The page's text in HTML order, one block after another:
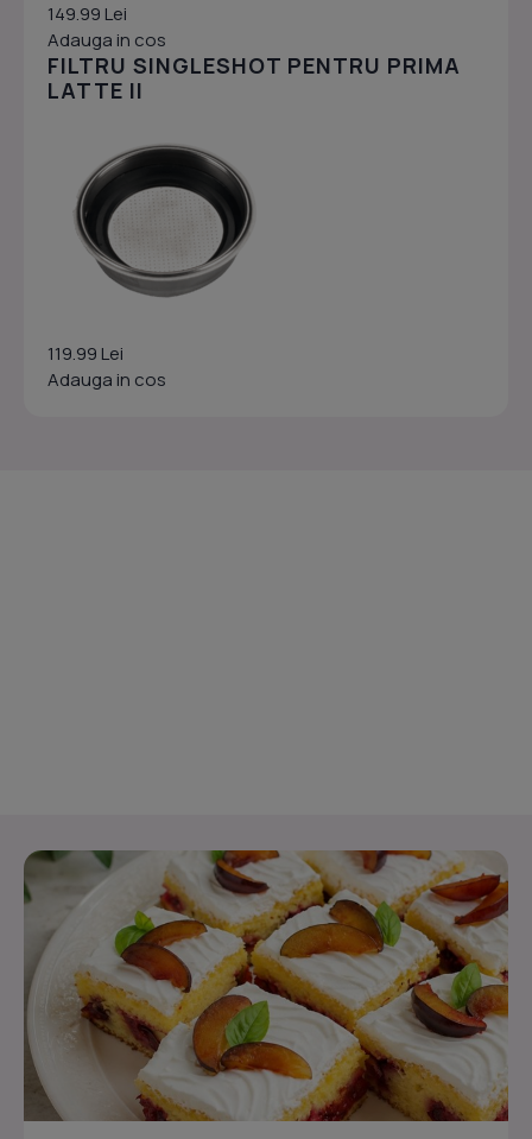
149.99 Lei
Adauga in cos
FILTRU SINGLESHOT PENTRU PRIMA
LATTE II
119.99 Lei
Adauga in cos